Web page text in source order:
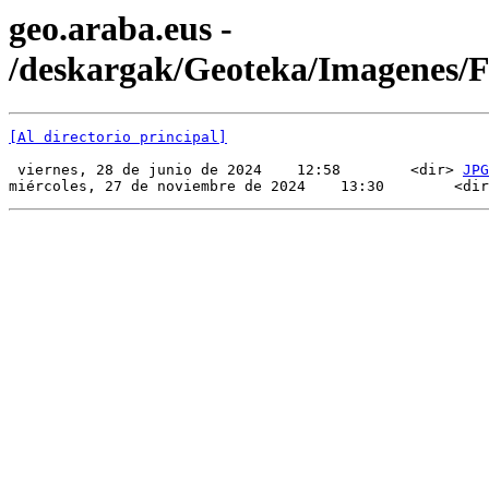
geo.araba.eus -
/deskargak/Geoteka/Imagenes/
[Al directorio principal]
viernes, 28 de junio de 2024    12:58        <dir> JPG
miércoles, 27 de noviembre de 2024    13:30